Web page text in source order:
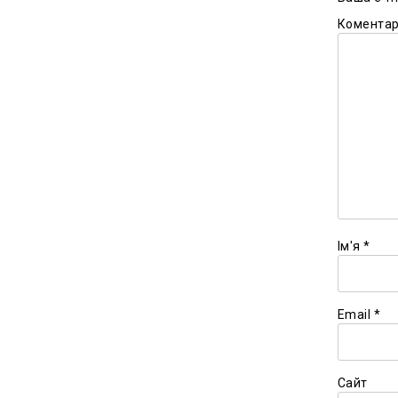
Ім'я *
Email *
Сайт